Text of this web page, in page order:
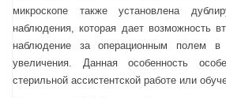
микроскопе также установлена
наблюдения, которая дает возможность
наблюдение за операционным полем в
увеличения. Данная особенность
стерильной ассистентской работе или